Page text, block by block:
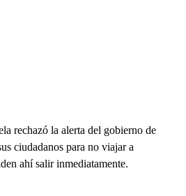
rechazó la alerta del gobierno de
ciudadanos para no viajar a
ahí salir inmediatamente.